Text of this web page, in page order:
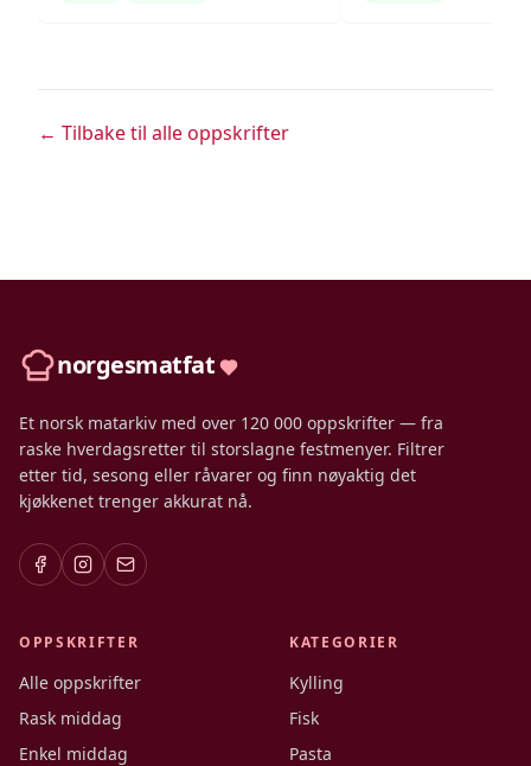
← Tilbake til alle oppskrifter
norgesmatfat
Et norsk matarkiv med over 120 000 oppskrifter — fra
raske hverdagsretter til storslagne festmenyer. Filtrer
etter tid, sesong eller råvarer og finn nøyaktig det
kjøkkenet trenger akkurat nå.
OPPSKRIFTER
Alle oppskrifter
Rask middag
Enkel middag
KATEGORIER
Kylling
Fisk
Pasta